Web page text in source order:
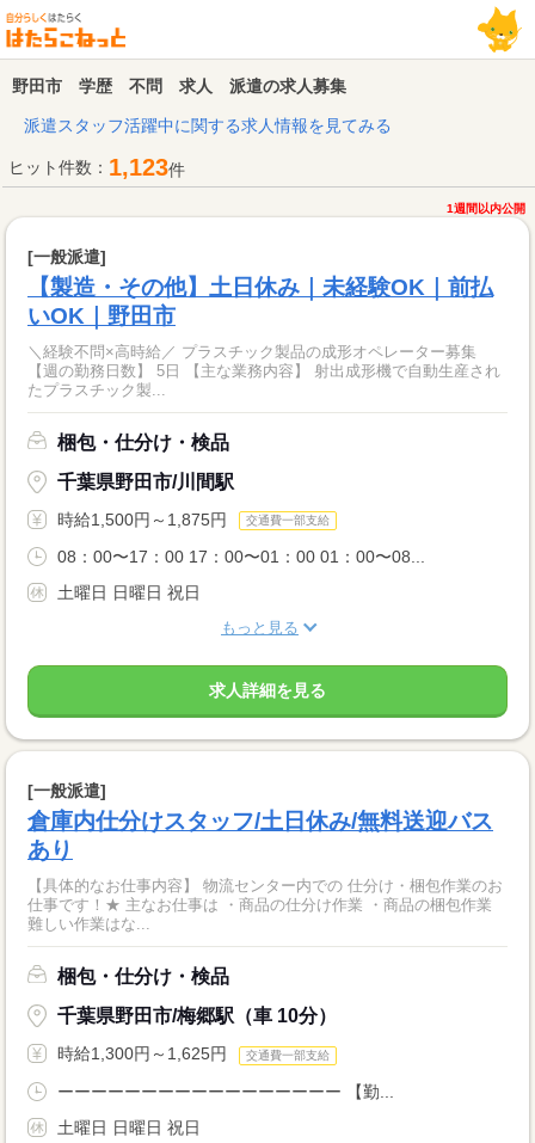
野田市 学歴 不問 求人 派遣の求人募集
派遣スタッフ活躍中に関する求人情報を見てみる
ヒット件数： 1,123件
1週間以内公開
[一般派遣]
【製造・その他】土日休み｜未経験OK｜前払
いOK｜野田市
＼経験不問×高時給／ プラスチック製品の成形オペレーター募集
【週の勤務日数】 5日 【主な業務内容】 射出成形機で自動生産され
たプラスチック製...
梱包・仕分け・検品
千葉県野田市/川間駅
時給1,500円～1,875円 交通費一部支給
08：00〜17：00 17：00〜01：00 01：00〜08...
土曜日 日曜日 祝日
もっと見る
求人詳細を見る
[一般派遣]
倉庫内仕分けスタッフ/土日休み/無料送迎バス
あり
【具体的なお仕事内容】 物流センター内での 仕分け・梱包作業のお
仕事です！★ 主なお仕事は ・商品の仕分け作業 ・商品の梱包作業
難しい作業はな...
梱包・仕分け・検品
千葉県野田市/梅郷駅（車 10分）
時給1,300円～1,625円 交通費一部支給
ーーーーーーーーーーーーーーーーー 【勤...
土曜日 日曜日 祝日